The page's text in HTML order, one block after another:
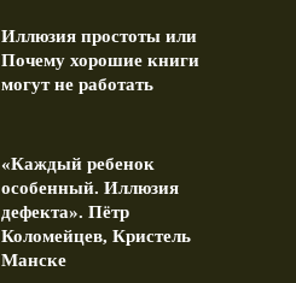
Иллюзия простоты или
Почему хорошие книги
могут не работать
«Каждый ребенок
особенный. Иллюзия
дефекта». Пётр
Коломейцев, Кристель
Манске